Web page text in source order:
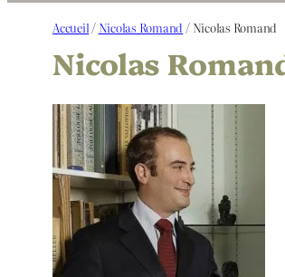
Accueil / Nicolas Romand / Nicolas Romand
Nicolas